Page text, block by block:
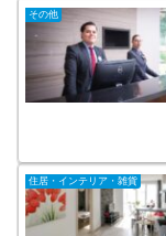
その他
住居・インテリア・雑貨